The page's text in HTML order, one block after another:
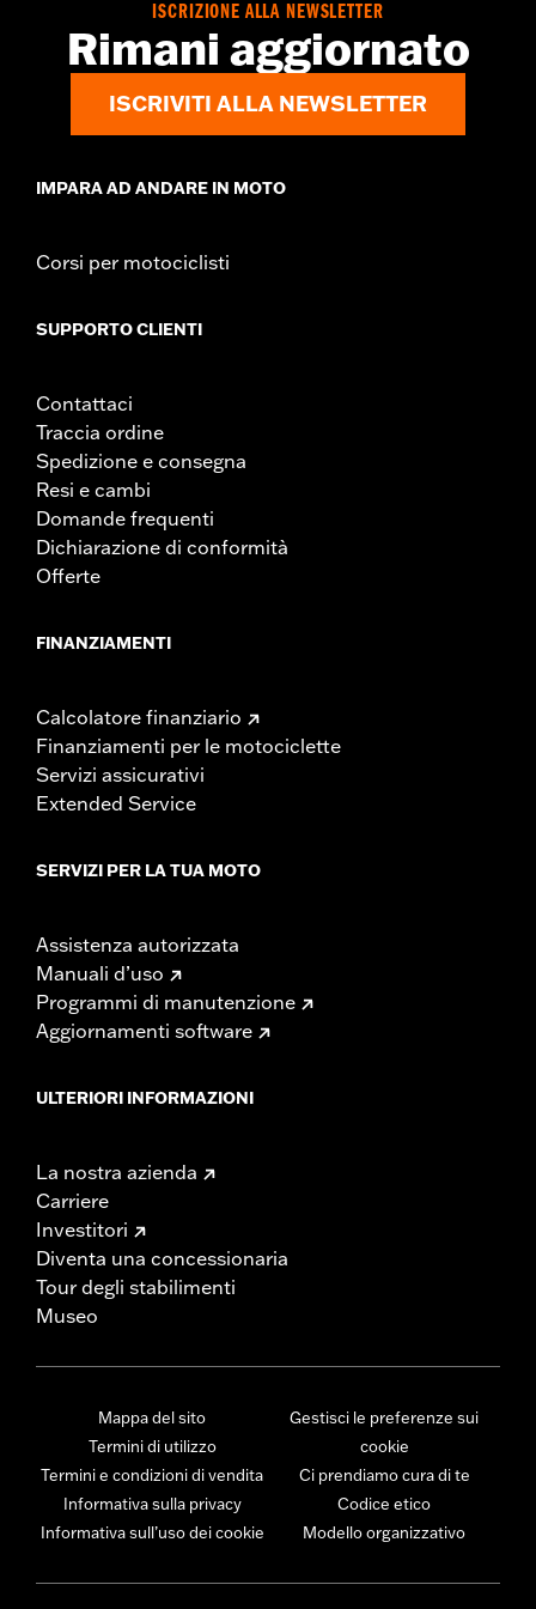
quando la moto viene trasportata su un carrello può
provocare strappi e lacerazioni, e causare danni sia alla
moto che al sidecar.
ISCRIZIONE ALLA NEWSLETTER
Rimani aggiornato
ISCRIVITI ALLA NEWSLETTER
IMPARA AD ANDARE IN MOTO
Corsi per motociclisti
SUPPORTO CLIENTI
Contattaci
Traccia ordine
Spedizione e consegna
Resi e cambi
Domande frequenti
Dichiarazione di conformità
Offerte
FINANZIAMENTI
Calcolatore finanziario
Finanziamenti per le motociclette
Servizi assicurativi
Extended Service
SERVIZI PER LA TUA MOTO
Assistenza autorizzata
Manuali d’uso
Programmi di manutenzione
Aggiornamenti software
ULTERIORI INFORMAZIONI
La nostra azienda
Carriere
Investitori
Diventa una concessionaria
Tour degli stabilimenti
Museo
Mappa del sito
Termini di utilizzo
Termini e condizioni di vendita
Informativa sulla privacy
Informativa sull’uso dei cookie
Gestisci le preferenze sui
cookie
Ci prendiamo cura di te
Codice etico
Modello organizzativo